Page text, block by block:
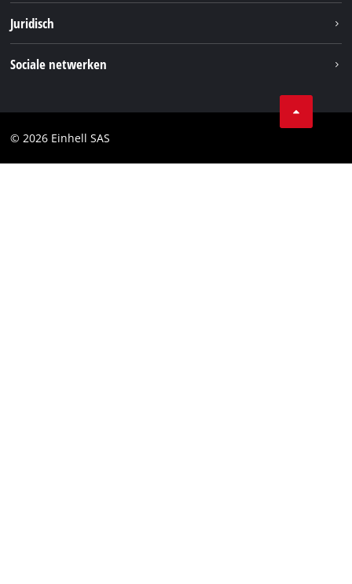
Service
Accusysteem
Carrière
Juridisch
Compliance
Sociale netwerken
Youtube
© 2026 Einhell SAS